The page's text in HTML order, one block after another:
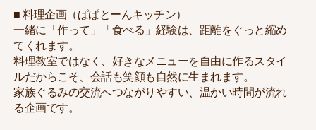
■ 料理企画（ぱぱとーんキッチン）
一緒に「作って」「食べる」経験は、距離をぐっと縮め
てくれます。
料理教室ではなく、好きなメニューを自由に作るスタイ
ルだからこそ、会話も笑顔も自然に生まれます。
家族ぐるみの交流へつながりやすい、温かい時間が流れ
る企画です。